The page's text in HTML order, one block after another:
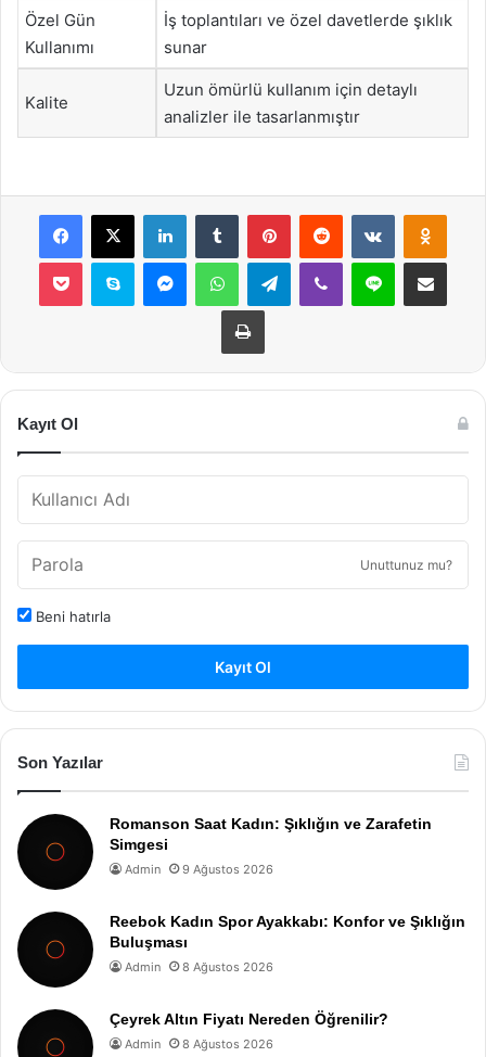
Özel Gün
Kullanımı
İş toplantıları ve özel davetlerde şıklık
sunar
Kalite
Uzun ömürlü kullanım için detaylı
analizler ile tasarlanmıştır
Facebook
X LinkedInTumblr PinterestReddit VKontakte
Pocket Skype MessengerWhatsAppTelegramViber Line E-Posta ile
Yazdır
Kayıt Ol
Unuttunuz mu?
Beni hatırla
Kayıt Ol
Son Yazılar
Romanson Saat Kadın: Şıklığın ve Zarafetin
Simgesi
Admin 9 Ağustos 2026
Reebok Kadın Spor Ayakkabı: Konfor ve Şıklığın
Buluşması
Admin 8 Ağustos 2026
Çeyrek Altın Fiyatı Nereden Öğrenilir?
Admin 8 Ağustos 2026